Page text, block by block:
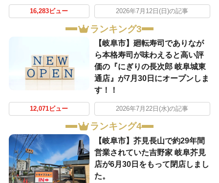
16,283ビュー 2026年7月12日(日)の記事
ランキング3
【岐阜市】廻転寿司でありなが
ら本格寿司が味わえると高い評
価の『にぎりの長次郎 岐阜城東
通店』が7月30日にオープンしま
す！！
12,071ビュー 2026年7月22日(水)の記事
ランキング4
【岐阜市】芥見長山で約29年間
営業されていた吉野家 岐阜芥見
店が6月30日をもって閉店しまし
た。